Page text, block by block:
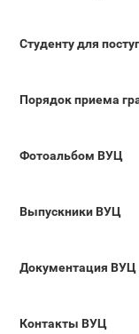
Студенту для
Порядок приема
Фотоальбом ВУЦ
Выпускники ВУЦ
Документация ВУЦ
Контакты ВУЦ